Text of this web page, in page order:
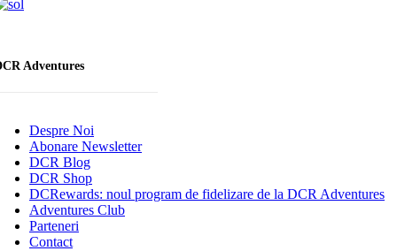
Adventures
Despre Noi
Abonare Newsletter
DCR Blog
DCR Shop
DCRewards: noul program de fidelizare de la DCR Adventures
Adventures Club
Parteneri
Contact